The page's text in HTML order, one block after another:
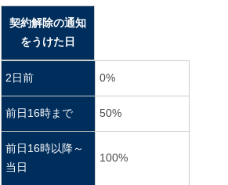
契約解除の通知
をうけた日
2日前 0%
前日16時まで 50%
前日16時以降～
当日
100%